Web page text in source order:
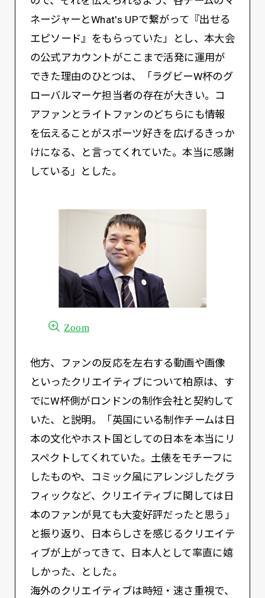
ネージャーとWhat's UPで繋がって『出せる
エピソード』をもらっていた」とし、本大会
の公式アカウントがここまで活発に運用が
できた理由のひとつは、「ラグビーW杯のグ
ローバルマーケ担当者の存在が大きい。コ
アファンとライトファンのどちらにも情報
を伝えることがスポーツ好きを広げるきっか
けになる、と言ってくれていた。本当に感謝
している」とした。
Zoom
他方、ファンの反応を左右する動画や画像
といったクリエイティブについて柏原は、す
でにW杯側がロンドンの制作会社と契約して
いた、と説明。「英国にいる制作チームは日
本の文化やホスト国としての日本を本当にリ
スペクトしてくれていた。土俵をモチーフに
したものや、コミック風にアレンジしたグラ
フィックなど、クリエイティブに関しては日
本のファンが見ても大変好評だったと思う」
と振り返り、日本らしさを感じるクリエイテ
ィブが上がってきて、日本人として率直に嬉
しかった、とした。
海外のクリエイティブは時短・速さ重視で、